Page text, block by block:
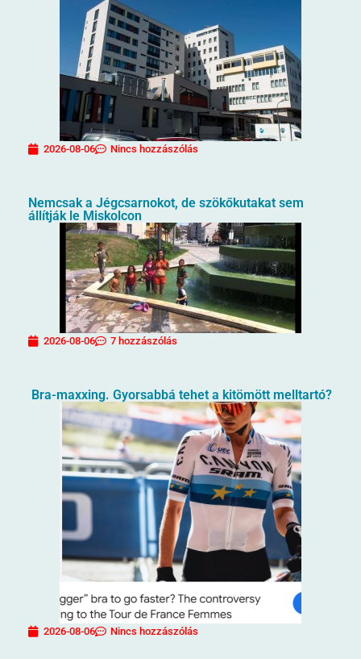
2026-08-06 Nincs hozzászólás
Nemcsak a Jégcsarnokot, de szökőkutakat sem
állítják le Miskolcon
2026-08-06 7 hozzászólás
Bra-maxxing. Gyorsabbá tehet a kitömött melltartó?
2026-08-06 Nincs hozzászólás